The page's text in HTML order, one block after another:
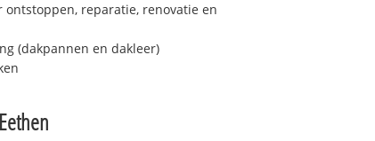
reparatie, renovatie en
(dakpannen en dakleer)
Eethen